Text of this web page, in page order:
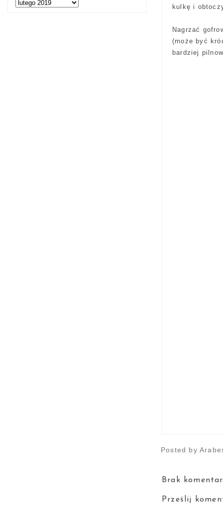
kulkę i
Nagrzać
(może być
bardziej
Posted by
Brak
Prześlij